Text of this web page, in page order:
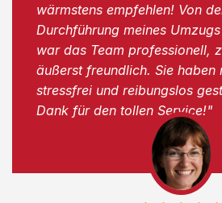
wärmstens empfehlen! Von
Durchführung meines
war das Team professionell,
äußerst freundlich. Sie haben
stressfrei und reibungslos
Dank für den tollen Service!"